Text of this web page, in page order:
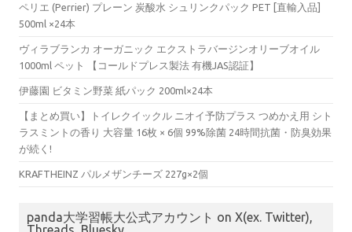
ペリエ (Perrier) プレーン 炭酸水 シュリンクパック PET [直輸入品]
500ml ×24本
ヴィラブランカ オーガニック エクストラバージンオリーブオイル
1000ml ペット 【コールドプレス製法 有機JAS認証】
伊藤園 ビタミン野菜 紙パック 200ml×24本
【まとめ買い】トイレクイックル ニオイ予防プラス つめかえ用 シト
ラスミントの香り 大容量 16枚 × 6個 99%除菌 24時間抗菌・防臭効果
が続く!
KRAFTHEINZ パルメザンチーズ 227g×2個
panda大学習帳大公式アカウント on X(ex. Twitter),